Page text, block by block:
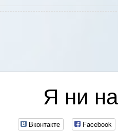
Я ни
Вконтакте Facebook